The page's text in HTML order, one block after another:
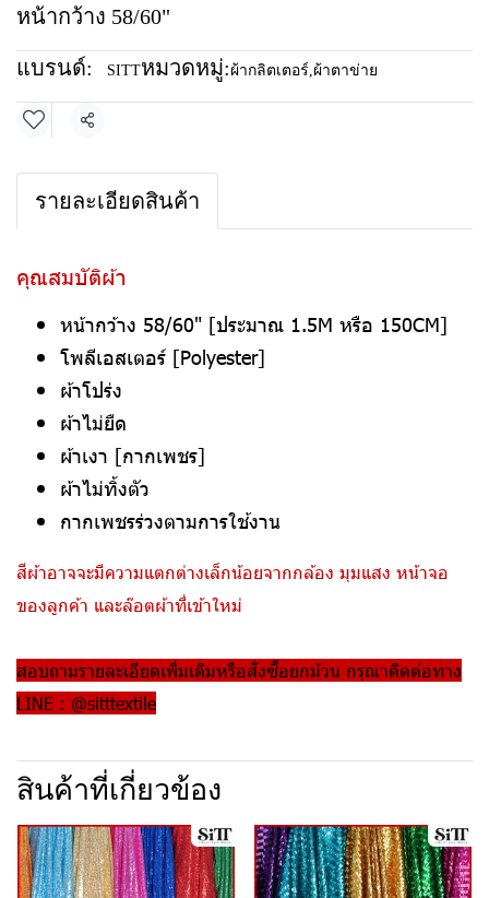
หน้ากว้าง 58/60"
แบรนด์: SITTหมวดหมู่: ผ้ากลิตเตอร์,ผ้าตาข่าย
แชร์
รายละเอียดสินค้า
คุณสมบัติผ้า
หน้ากว้าง 58/60" [ประมาณ 1.5M หรือ 150CM]
โพลีเอสเตอร์ [Polyester]
ผ้าโปร่ง
ผ้าไม่ยืด
ผ้าเงา [กากเพชร]
ผ้าไม่ทิ้งตัว
กากเพชรร่วงตามการใช้งาน
สีผ้าอาจจะมีความแตกต่างเล็กน้อยจากกล้อง มุมแสง หน้าจอ
ของลูกค้า และล๊อตผ้าที่เข้าใหม่
สอบถามรายละเอียดเพิ่มเติมหรือสั่งซื้อยกม้วน กรุณาติดต่อทาง
LINE : @sitttextile
สินค้าที่เกี่ยวข้อง